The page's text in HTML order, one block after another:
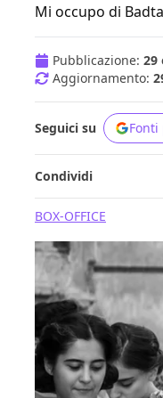
Mi occupo di
Pubblicazione: 29
Aggiornamento:
Seguici su
Condividi
BOX-OFFICE